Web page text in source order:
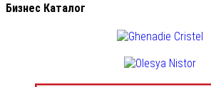
Бизнес Каталог